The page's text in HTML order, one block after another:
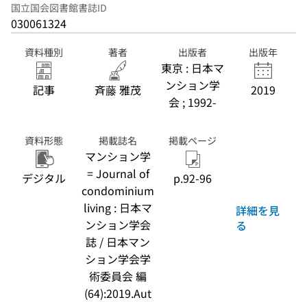
国立国会図書館書誌ID
030061324
資料種別
記事
著者
斉藤 雅茂
出版者
東京 : 日本マ
ンション学
会 ; 1992-
出版年
2019
資料形態
デジタル
掲載誌名
マンション学
= Journal of
condominium
living : 日本マ
ンション学会
誌 / 日本マン
ション学会学
術委員会 編
(64):2019.Aut
掲載ページ
p.92-96
詳細を見
る